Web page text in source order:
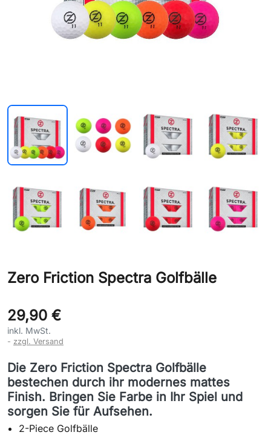
Zero Friction Spectra Golfbälle
29,90 €
inkl. MwSt.
zzgl. Versand
Die Zero Friction Spectra Golfbälle
bestechen durch ihr modernes mattes
Finish. Bringen Sie Farbe in Ihr Spiel und
sorgen Sie für Aufsehen.
2-Piece Golfbälle